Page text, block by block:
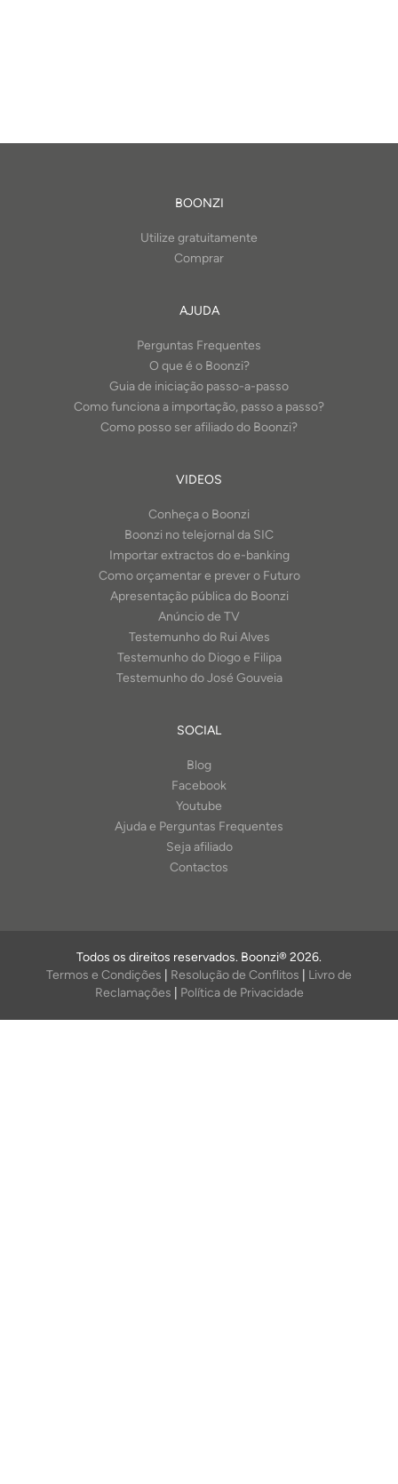
BOONZI
Utilize gratuitamente
Comprar
AJUDA
Perguntas Frequentes
O que é o Boonzi?
Guia de iniciação passo-a-passo
Como funciona a importação, passo a passo?
Como posso ser afiliado do Boonzi?
VIDEOS
Conheça o Boonzi
Boonzi no telejornal da SIC
Importar extractos do e-banking
Como orçamentar e prever o Futuro
Apresentação pública do Boonzi
Anúncio de TV
Testemunho do Rui Alves
Testemunho do Diogo e Filipa
Testemunho do José Gouveia
SOCIAL
Blog
Facebook
Youtube
Ajuda e Perguntas Frequentes
Seja afiliado
Contactos
Todos os direitos reservados. Boonzi® 2026.
Termos e Condições
Resolução de Conflitos
Livro de
Reclamações
Política de Privacidade